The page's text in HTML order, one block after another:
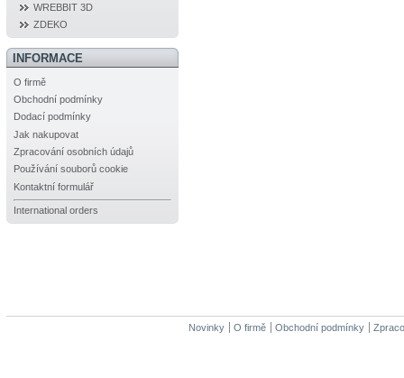
WREBBIT 3D
ZDEKO
INFORMACE
O firmě
Obchodní podmínky
Dodací podmínky
Jak nakupovat
Zpracování osobních údajů
Používání souborů cookie
Kontaktní formulář
International orders
Novinky O firmě Obchodní podmínky